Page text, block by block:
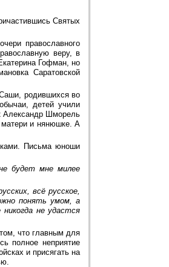
Святых
православного
веру, в
Гофман, но
Саратовской
родившихся во
детей учили
Александр Шморель
матери и нянюшке. А
Письма юноши
будет мне милее
всё русское,
понять умом, а
не удастся
что главным для
полное неприятие
и присягать на